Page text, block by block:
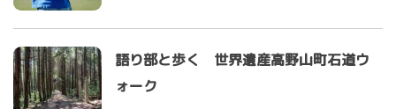
語り部と歩く 世界遺産高野山町石道ウ
ォーク